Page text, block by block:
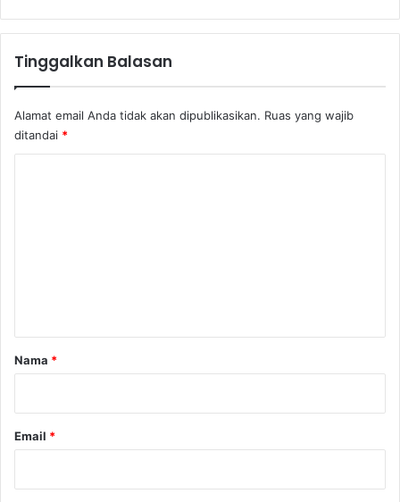
s
a
a
a
n
Tinggalkan Balasan
Alamat email Anda tidak akan dipublikasikan. Ruas yang wajib
ditandai *
rNama *
Email *